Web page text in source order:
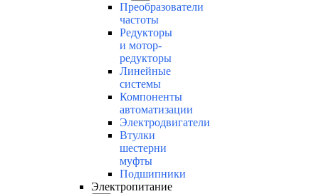
Преобразователи
частоты
Редукторы
и мотор-
редукторы
Линейные
системы
Компоненты
автоматизации
Электродвигатели
Втулки
шестерни
муфты
Подшипники
Электропитание